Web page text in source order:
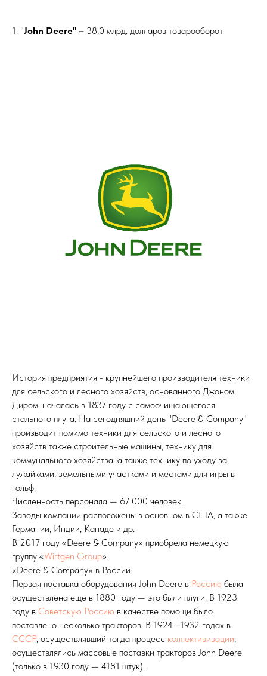
1. "John Deere" – 38,0 млрд. долларов товарооборот.
История предприятия - крупнейшего производителя техники
для сельского и лесного хозяйств, основанного Джоном
Диром, началась в 1837 году с самоочищающегося
стального плуга. На сегодняшний день "Deere & Company"
производит помимо техники для сельского и лесного
хозяйств также строительные машины, технику для
коммунального хозяйства, а также технику по уходу за
лужайками, земельными участками и местами для игры в
гольф.
Численность персонала — 67 000 человек.
Заводы компании расположены в основном в США, а также
Германии, Индии, Канаде и др.
В 2017 году «Deere & Company» приобрела немецкую
группу «Wirtgen Group».
«Deere & Company» в России:
Первая поставка оборудования John Deere в Россию была
осуществлена ещё в 1880 году — это были плуги. В 1923
году в Советскую Россию в качестве помощи было
поставлено несколько тракторов. В 1924—1932 годах в
СССР, осуществлявший тогда процесс коллективизации,
осуществлялись массовые поставки тракторов John Deere
(только в 1930 году — 4181 штук).